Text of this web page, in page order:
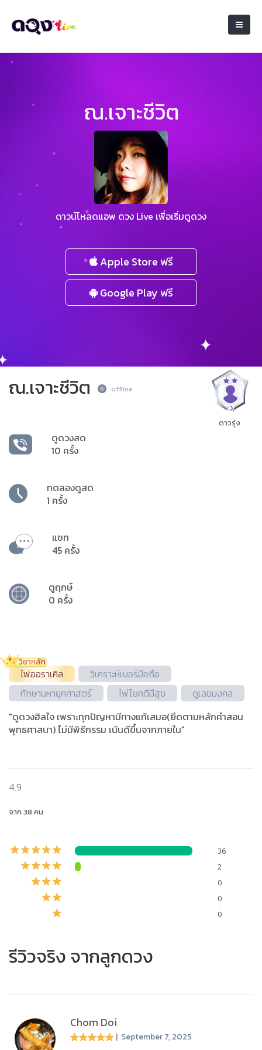
ณ.เจาะชีวิต
ดาวน์โหลดแอพ ดวง Live เพื่อเริ่มดูดวง
Apple Store ฟรี
Google Play ฟรี
ณ.เจาะชีวิต offline
ดูดวงสด
10 ครั้ง
ทดลองดูสด
1 ครั้ง
แชท
45 ครั้ง
ดูฤกษ์
0 ครั้ง
ดาวรุ่ง
ไพ่ออราเคิล
วิเคราะห์เบอร์มือถือ
ทักษามหายุคศาสตร์
ไพ่โชคดีมีสุข
ดูเลขมงคล
"ดูดวงฮิลใจ เพราะทุกปัญหามีทางแก้เสมอ(ยึดตามหลักคำสอน
พุทธศาสนา) ไม่มีพิธีกรรม เน้นดีขึ้นจากภายใน"
4.9
จาก 38 คน
36
2
0
0
0
รีวิวจริง จากลูกดวง
Chom Doi
| September 7, 2025